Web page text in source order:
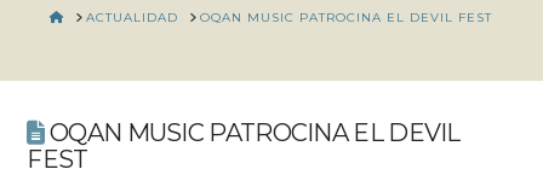
HOME
ACTUALIDAD OQAN MUSIC PATROCINA EL DEVIL FEST
OQAN MUSIC PATROCINA EL DEVIL
FEST